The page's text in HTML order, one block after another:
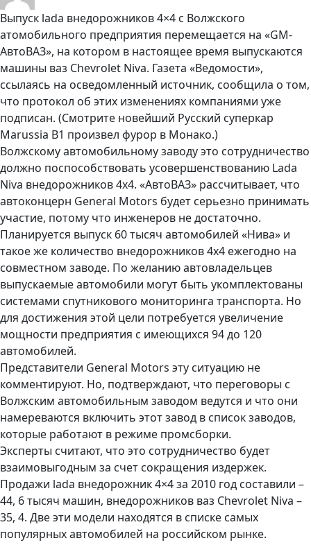
Выпуск lada внедорожников 4×4 с Волжского
атомобильного предприятия перемещается на «GM-
АвтоВАЗ», на котором в настоящее время выпускаются
машины ваз Chevrolet Niva. Газета «Ведомости»,
ссылаясь на осведомленный источник, сообщила о том,
что протокол об этих изменениях компаниями уже
подписан. (Смотрите новейший Русский суперкар
Marussia B1 произвел фурор в Монако.)
Волжскому автомобильному заводу это сотрудничество
должно поспособствовать усовершенствованию Lada
Niva внедорожников 4х4. «АвтоВАЗ» рассчитывает, что
автоконцерн General Motors будет серьезно принимать
участие, потому что инженеров не достаточно.
Планируется выпуск 60 тысяч автомобилей «Нива» и
такое же количество внедорожников 4х4 ежегодно на
совместном заводе. По желанию автовладельцев
выпускаемые автомобили могут быть укомплектованы
системами спутникового мониторинга транспорта. Но
для достижения этой цели потребуется увеличение
мощности предприятия с имеющихся 94 до 120
автомобилей.
Представители General Motors эту ситуацию не
комментируют. Но, подтверждают, что переговоры с
Волжским автомобильным заводом ведутся и что они
намереваются включить этот завод в список заводов,
которые работают в режиме промсборки.
Эксперты считают, что это сотрудничество будет
взаимовыгодным за счет сокращения издержек.
Продажи lada внедорожник 4×4 за 2010 год составили –
44, 6 тысяч машин, внедорожников ваз Chevrolet Niva –
35, 4. Две эти модели находятся в списке самых
популярных автомобилей на российском рынке.